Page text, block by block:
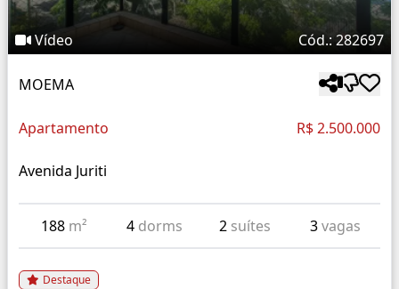
Vídeo Cód.: 282697
MOEMA
Apartamento R$ 2.500.000
Avenida Juriti
188 m² 4 dorms 2 suítes 3vagas
Destaque